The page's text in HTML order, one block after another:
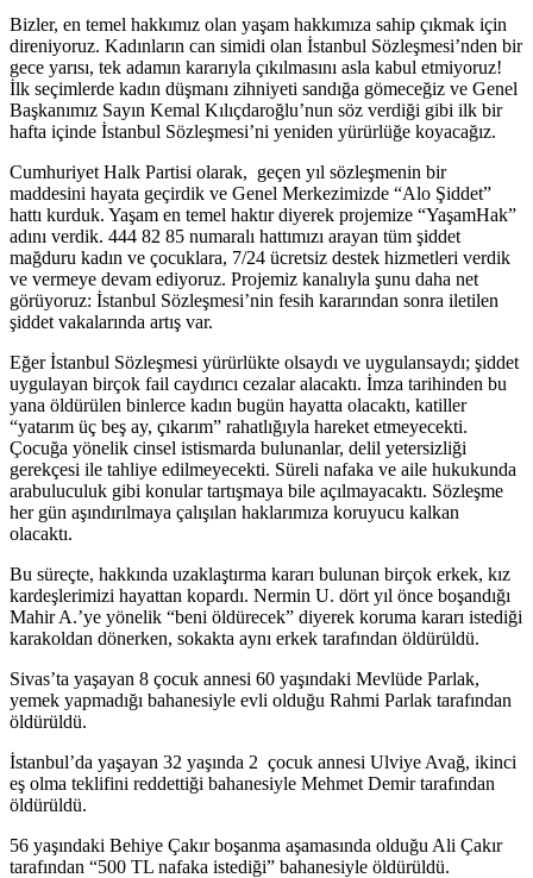
Bizler, en temel hakkımız olan yaşam hakkımıza sahip çıkmak için
direniyoruz. Kadınların can simidi olan İstanbul Sözleşmesi’nden bir
gece yarısı, tek adamın kararıyla çıkılmasını asla kabul etmiyoruz!
İlk seçimlerde kadın düşmanı zihniyeti sandığa gömeceğiz ve Genel
Başkanımız Sayın Kemal Kılıçdaroğlu’nun söz verdiği gibi ilk bir
hafta içinde İstanbul Sözleşmesi’ni yeniden yürürlüğe koyacağız.
Cumhuriyet Halk Partisi olarak, geçen yıl sözleşmenin bir
maddesini hayata geçirdik ve Genel Merkezimizde “Alo Şiddet”
hattı kurduk. Yaşam en temel haktır diyerek projemize “YaşamHak”
adını verdik. 444 82 85 numaralı hattımızı arayan tüm şiddet
mağduru kadın ve çocuklara, 7/24 ücretsiz destek hizmetleri verdik
ve vermeye devam ediyoruz. Projemiz kanalıyla şunu daha net
görüyoruz: İstanbul Sözleşmesi’nin fesih kararından sonra iletilen
şiddet vakalarında artış var.
Eğer İstanbul Sözleşmesi yürürlükte olsaydı ve uygulansaydı; şiddet
uygulayan birçok fail caydırıcı cezalar alacaktı. İmza tarihinden bu
yana öldürülen binlerce kadın bugün hayatta olacaktı, katiller
“yatarım üç beş ay, çıkarım” rahatlığıyla hareket etmeyecekti.
Çocuğa yönelik cinsel istismarda bulunanlar, delil yetersizliği
gerekçesi ile tahliye edilmeyecekti. Süreli nafaka ve aile hukukunda
arabuluculuk gibi konular tartışmaya bile açılmayacaktı. Sözleşme
her gün aşındırılmaya çalışılan haklarımıza koruyucu kalkan
olacaktı.
Bu süreçte, hakkında uzaklaştırma kararı bulunan birçok erkek, kız
kardeşlerimizi hayattan kopardı. Nermin U. dört yıl önce boşandığı
Mahir A.’ye yönelik “beni öldürecek” diyerek koruma kararı istediği
karakoldan dönerken, sokakta aynı erkek tarafından öldürüldü.
Sivas’ta yaşayan 8 çocuk annesi 60 yaşındaki Mevlüde Parlak,
yemek yapmadığı bahanesiyle evli olduğu Rahmi Parlak tarafından
öldürüldü.
İstanbul’da yaşayan 32 yaşında 2 çocuk annesi Ulviye Avağ, ikinci
eş olma teklifini reddettiği bahanesiyle Mehmet Demir tarafından
öldürüldü.
56 yaşındaki Behiye Çakır boşanma aşamasında olduğu Ali Çakır
tarafından “500 TL nafaka istediği” bahanesiyle öldürüldü.